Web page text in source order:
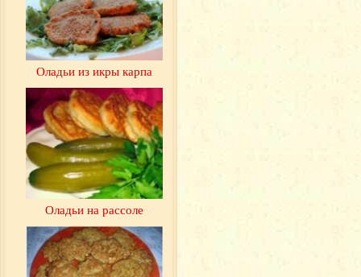
Оладьи из икры карпа
Оладьи на рассоле